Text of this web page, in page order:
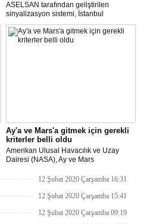
ASELSAN tarafından geliştirilen
sinyalizasyon sistemi, İstanbul
metrosunda kullanılacak.
Ay'a ve Mars'a gitmek için gerekli
kriterler belli oldu
Amerikan Ulusal Havacılık ve Uzay
Dairesi (NASA), Ay ve Mars
için ilan verdi.12 Şubat 2020 Çarşamba 16:31
12 Şubat 2020 Çarşamba 15:41
12 Şubat 2020 Çarşamba 09:19